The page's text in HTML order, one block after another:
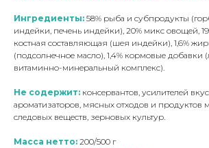
Ингредиенты: 58% рыба и субпродукты
индейки, печень индейки), 20% микс овощей,
костная составляющая (шея индейки), 1,6%
(подсолнечное масло), 1,4% кормовые
витаминно-минеральный комплекс).
Не содержит: консервантов, усилителей
ароматизаторов, мясных отходов и продуктов
следовых веществ, зерновых культур.
Масса нетто: 200/500 г